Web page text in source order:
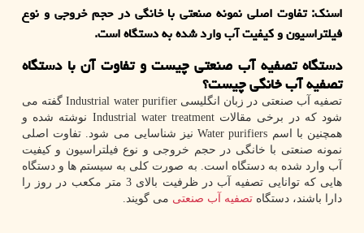
اسنک: تفاوت اصلی نمونه صنعتی با خانگی در حجم خروجی و نوع
فیلتراسیون و کیفیت آب وارد شده به دستگاه است.
دستگاه تصفیه آب صنعتی چیست و تفاوت آن با دستگاه
تصفیه آب خانگی چیست؟
تصفیه آب صنعتی در زبان انگلیسیIndustrial water purifierگفته می
شود که در برخی مقالات Industrial water treatment نوشته شده و
همچنین با اسم Water purifiersنیز شناسایی می شود. تفاوت اصلی
نمونه صنعتی با خانگی در حجم خروجی و نوع فیلتراسیون و کیفیت
آب وارد شده به دستگاه است. به صورت کلی به سیستم ها و دستگاه
هایی که توانایی تصفیه آب در ظرفیت بالای 3 متر مکعب در روز را
دارا باشند، دستگاه تصفیه آب صنعتی می گویند.